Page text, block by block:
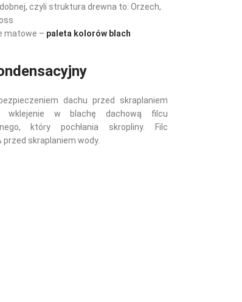
czyli struktura drewna to: Orzech,
matowe – paleta kolorów blach
dachu przed skraplaniem
w blachę dachową filcu
który pochłania skropliny. Filc
przed skraplaniem wody.